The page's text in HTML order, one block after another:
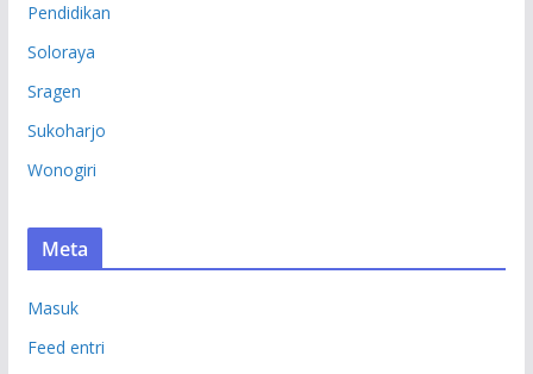
Pendidikan
Soloraya
Sragen
Sukoharjo
Wonogiri
Meta
Masuk
Feed entri